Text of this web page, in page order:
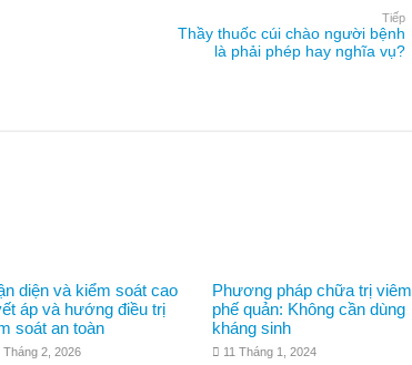
Tiếp
Thầy thuốc cúi chào người bệnh
là phải phép hay nghĩa vụ?
diện và kiểm soát cao
áp và hướng điều trị
soát an toàn
Tháng 2, 2026
Phương pháp chữa trị viêm
phế quản: Không cần dùng
kháng sinh
11 Tháng 1, 2024